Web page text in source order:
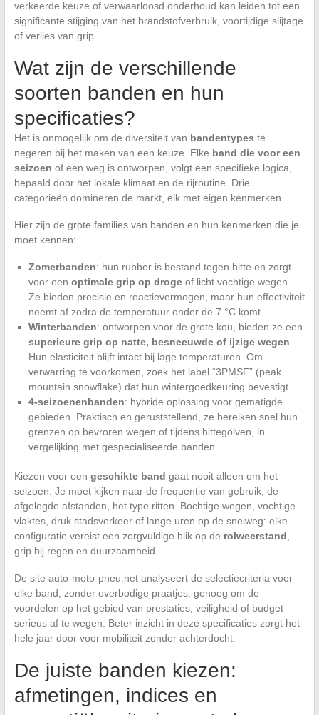
verkeerde keuze of verwaarloosd onderhoud kan leiden tot een
significante stijging van het brandstofverbruik, voortijdige slijtage
of verlies van grip.
Wat zijn de verschillende
soorten banden en hun
specificaties?
Het is onmogelijk om de diversiteit van bandentypes te
negeren bij het maken van een keuze. Elke band die voor een
seizoen of een weg is ontworpen, volgt een specifieke logica,
bepaald door het lokale klimaat en de rijroutine. Drie
categorieën domineren de markt, elk met eigen kenmerken.
Hier zijn de grote families van banden en hun kenmerken die je
moet kennen:
Zomerbanden: hun rubber is bestand tegen hitte en zorgt
voor een optimale grip op drogeof licht vochtige wegen.
Ze bieden precisie en reactievermogen, maar hun effectiviteit
neemt af zodra de temperatuur onder de 7 °C komt.
Winterbanden: ontworpen voor de grote kou, bieden ze een
superieure grip op natte, besneeuwde of ijzige wegen
Hun elasticiteit blijft intact bij lage temperaturen. Om
verwarring te voorkomen, zoek het label “3PMSF” (peak
mountain snowflake) dat hun wintergoedkeuring bevestigt.
4-seizoenenbanden: hybride oplossing voor gematigde
gebieden. Praktisch en geruststellend, ze bereiken snel hun
grenzen op bevroren wegen of tijdens hittegolven, in
vergelijking met gespecialiseerde banden.
Kiezen voor een geschikte band gaat nooit alleen om het
seizoen. Je moet kijken naar de frequentie van gebruik, de
afgelegde afstanden, het type ritten. Bochtige wegen, vochtige
vlaktes, druk stadsverkeer of lange uren op de snelweg: elke
configuratie vereist een zorgvuldige blik op de rolweerstand
grip bij regen en duurzaamheid.
De site auto-moto-pneu.net analyseert de selectiecriteria voor
elke band, zonder overbodige praatjes: genoeg om de
voordelen op het gebied van prestaties, veiligheid of budget
serieus af te wegen. Beter inzicht in deze specificaties zorgt het
hele jaar door voor mobiliteit zonder achterdocht.
De juiste banden kiezen:
afmetingen, indices en